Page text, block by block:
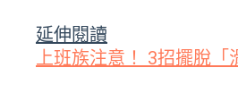
延伸閱讀
上班族注意！ 3招擺脫「